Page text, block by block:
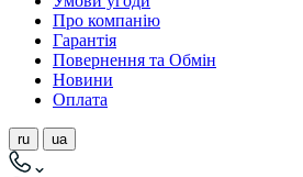
Про компанію
Гарантія
Повернення та Обмін
Новини
Оплата
ru ua